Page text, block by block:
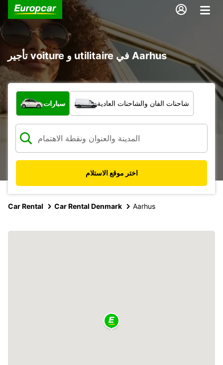
تأجير voiture و utilitaire في Aarhus
ما نوع المركبة؟
سيارات شاحنات الفان والشاحنات العادية
اختر موقع الاستلام
Car Rental Car Rental Denmark Aarhus